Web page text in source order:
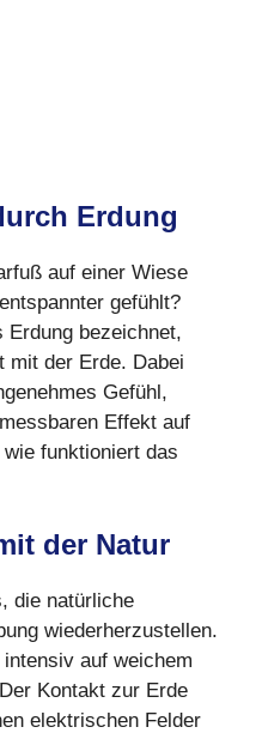
Erdung
auf einer Wiese
gefühlt?
bezeichnet,
mit der Erde. Dabei
Gefühl,
Effekt auf
funktioniert das
der Natur
die natürliche
wiederherzustellen.
auf weichem
Kontakt zur Erde
elektrischen Felder